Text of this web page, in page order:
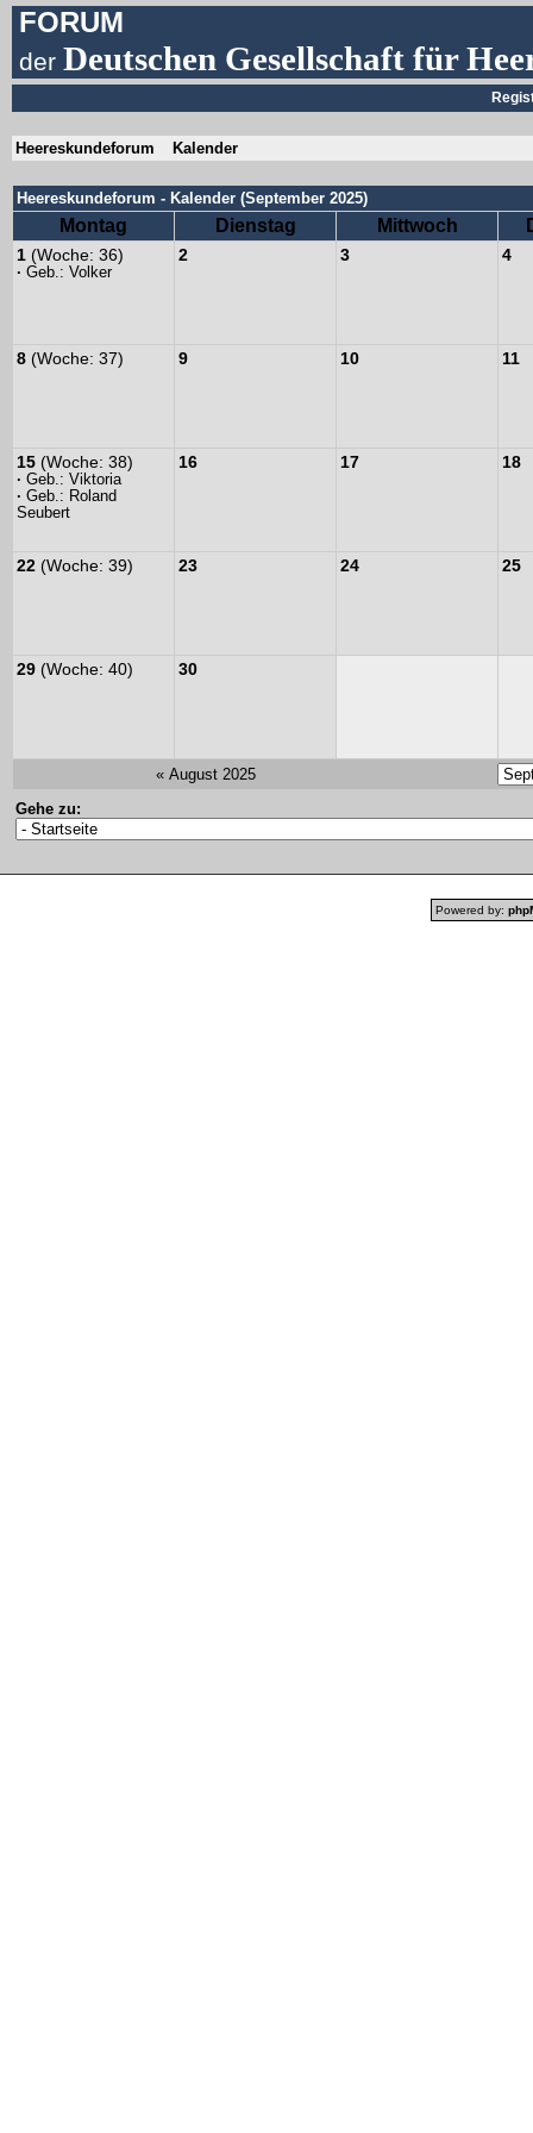
FORUM
derDeutschen Gesellschaft für
Heereskundeforum Kalender
Heereskundeforum - Kalender (September 2025)
Montag Dienstag Mittwoch
1 (Woche: 36)
· Geb.: Volker
2 3 4
8 (Woche: 37) 9 10 11
15 (Woche: 38)
· Geb.: Viktoria
· Geb.: Roland
Seubert
16 17 18
22 (Woche: 39) 23 24 25
29 (Woche: 40) 30
« August 2025
Gehe zu:
Powered by: